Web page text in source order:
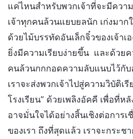
แค่ไหนสำหรับพวกเจ้าที่จะมีควา
เจ้าทุกคนล้วนแยบยลนัก เก่งมาก
ด้วยไม้บรรทัดอันเล็กจิ๋วของเจ้าเ
ยิ่งมีความเรียบง่ายขึ้น และด้วย
คนล้วนกกกอดความลับแนบไว้กั
เราจะส่งพวกเจ้าไปสู่ความวิบัติเรี
โรงเรียน” ด้วยเพลิงอัคคี เพื่อที่ห
อาจมั่นใจได้อย่างสิ้นเชิงต่อการเ
ของเรา ถึงที่สุดแล้ว เราจะกระชา